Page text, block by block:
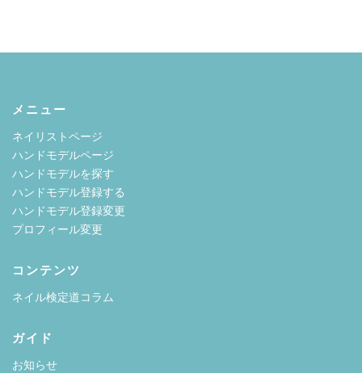
メニュー
ネイリストページ
ハンドモデルページ
ハンドモデルを探す
ハンドモデル登録する
ハンドモデル登録変更
プロフィール変更
コンテンツ
ネイル検定道コラム
ガイド
お知らせ